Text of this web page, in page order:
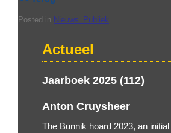
Posted in Nieuws_Publiek
Actueel
Jaarboek 2025 (112)
Anton Cruysheer
The Bunnik hoard 2023, an